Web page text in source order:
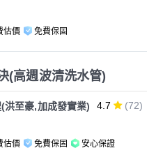
估價 免費保固
(高週波清洗水管)
洪至豪,加成發實業) 4.7 (72)
估價 免費保固 安心保證